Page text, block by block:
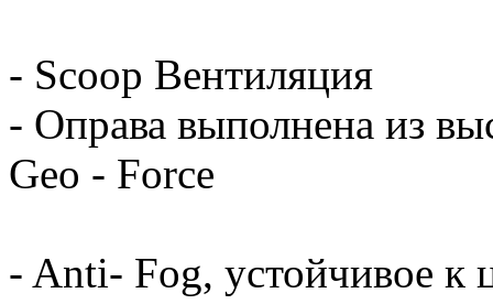
- Scoop Вентиляция
- Оправа выполнена из
Geo - Force
- Anti- Fog, устойчивое к